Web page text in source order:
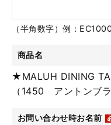
（半角数字）例：
商品名
★MALUH DINING
（1450 アントンブラ
お問い合わせ時お名前